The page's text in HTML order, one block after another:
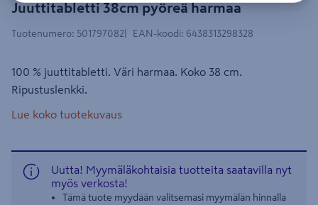
Juuttitabletti 38cm pyöreä harmaa
Tuotenumero: 501797082 EAN-koodi: 6438313298328
100 % juuttitabletti. Väri harmaa. Koko 38 cm.
Ripustuslenkki.
Lue koko tuotekuvaus
Uutta! Myymäläkohtaisia tuotteita saatavilla nyt
myös verkosta!
Tämä tuote myydään valitsemasi myymälän hinnalla